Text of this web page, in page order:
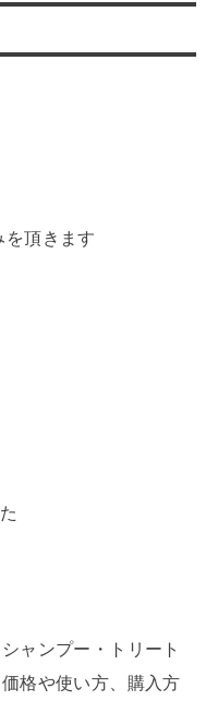
頂きます
ャンプー・トリート
格や使い方、購入方